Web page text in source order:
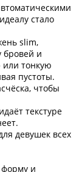
стало
slim,
бровей и
тонкую
пустоты.
чтобы
текстуре
девушек всех
форму и